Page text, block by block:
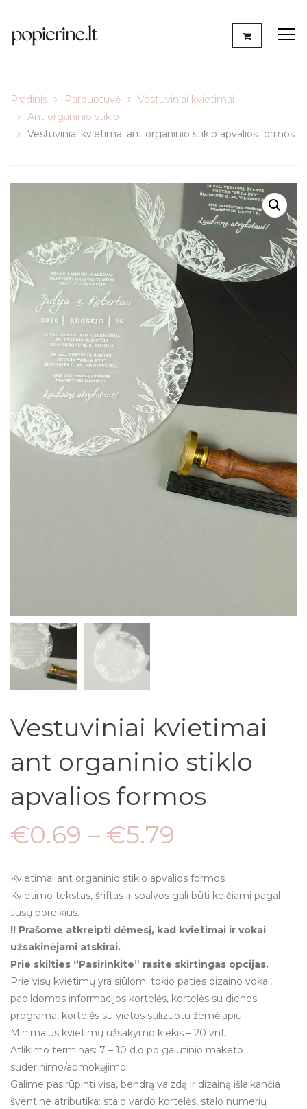
Pradinis Parduotuvė
Vestuviniai kvietimai
Ant organinio stiklo
Vestuviniai kvietimai ant organinio stiklo apvalios formos
Vestuviniai kvietimai
ant organinio stiklo
apvalios formos
€0.69 – €5.79
Kvietimai ant organinio stiklo apvalios formos
Kvietimo tekstas, šriftas ir spalvos gali būti keičiami pagal
Jūsų poreikius.
!! Prašome atkreipti dėmesį, kad kvietimai ir vokai
užsakinėjami atskirai.
Prie skilties “Pasirinkite” rasite skirtingas opcijas.
Prie visų kvietimų yra siūlomi tokio paties dizaino vokai,
papildomos informacijos kortelės, kortelės su dienos
programa, kortelės su vietos stilizuotu žemėlapiu.
Minimalus kvietimų užsakymo kiekis – 20 vnt.
Atlikimo terminas: 7 – 10 d.d po galutinio maketo
suderinimo/apmokėjimo.
Galime pasirūpinti visa, bendrą vaizdą ir dizainą išlaikančia
šventine atributika: stalo vardo kortelės, stalo numerių